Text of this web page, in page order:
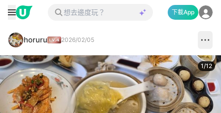
下載App
horuru 2026/02/05
1/12